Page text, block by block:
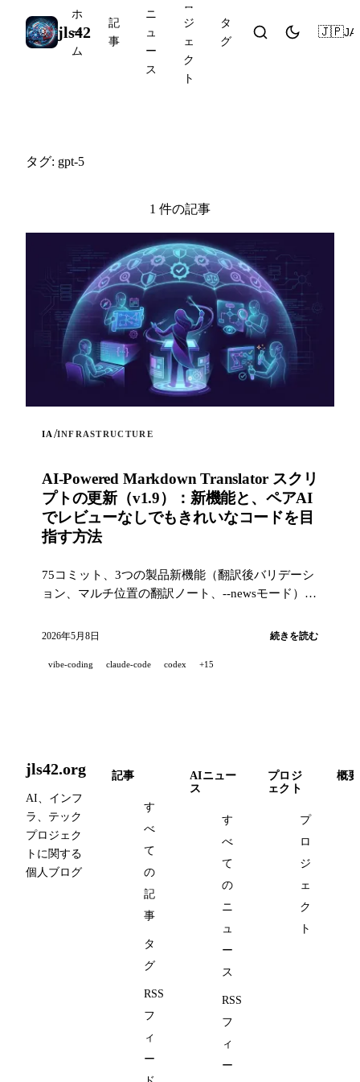
jls42
ホ
ー
ム
記
事
ニ
ュ
ー
ス
ロ
ジ
ェ
ク
ト
タ
グ
🇯🇵JA
タグ: gpt-5
1 件の記事
IA /INFRASTRUCTURE
AI-Powered Markdown Translator スクリ
プトの更新（v1.9）：新機能と、ペアAI
でレビューなしでもきれいなコードを目
指す方法
75コミット、3つの製品新機能（翻訳後バリデーシ
ョン、マルチ位置の翻訳ノート、--newsモード）
のテスト、AI支援PRレビュー）で、プロジェクト
指すための取り組み。
2026年5月8日 続きを読む
vibe-coding claude-code codex +15
jls42.org
AI、インフ
ラ、テック
プロジェク
トに関する
個人ブログ
記事
す
べ
て
の
記
事
タ
グ
RSS
フ
ィ
ー
AIニュー
ス
す
べ
て
の
ニ
ュ
ー
ス
RSS
フ
ィ
ー
プロジ
ェクト
プ
ロ
ジ
ェ
ク
ト
概要